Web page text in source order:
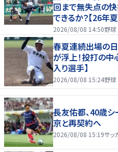
回まで無失点の
できるか？【26年
2026/08/08 14:50野球
春夏連続出場の
が浮上！投打の中
入り選手】
2026/08/08 15:24野球
長友佑都、40歳
京と再契約へ
2026/08/08 15:19サッ